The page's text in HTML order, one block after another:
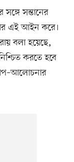
সন্তানের
এই আইন করে।
বলা হয়েছে,
করতে হবে